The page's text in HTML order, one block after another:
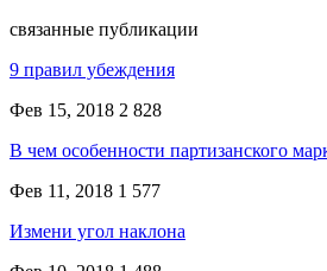
связанные публикации
9 правил убеждения
Фев 15, 2018 2 828
В чем особенности партизанского
Фев 11, 2018 1 577
Измени угол наклона